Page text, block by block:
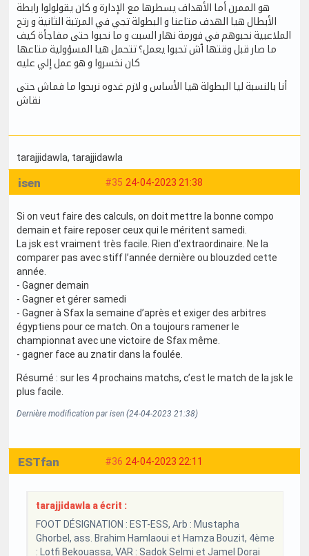
هو الممرن أما الأهداف يسطرها مع الإدارة و كان يقولولوا رابطة
الأبطال هيا الهدف متاعنا و البطولة تجي في المرتبة الثانية و رتح
الملاعبية نحبوهم في فورمة نهار السبت و ما نحبوا حتى مفاجأة كيف
ما صار قبل وقتها ٱش تحبوا يعمل؟ تتحمل هيا المسؤولية متاعها
كان نخسروا و هو عمل إلي عليه
أنا بالنسبة ليا البطولة هيا الأساس و لازم غدوه نربحوا ما فماش حتى
نقاش
tarajjidawla, tarajjidawla
#35 24-04-2023 21:38
isen
Si on veut faire des calculs, on doit mettre la bonne compo
demain et faire reposer ceux qui le méritent samedi.
La jsk est vraiment très facile. Rien d’extraordinaire. Ne la
comparer pas avec stiff l’année dernière ou blouzded cette
année.
- Gagner demain
- Gagner et gérer samedi
- Gagner à Sfax la semaine d’après et exiger des arbitres
égyptiens pour ce match. On a toujours ramener le
championnat avec une victoire de Sfax même.
- gagner face au znatir dans la foulée.
Résumé : sur les 4 prochains matchs, c’est le match de la jsk le
plus facile.
Dernière modification par isen (24-04-2023 21:38)
#36 24-04-2023 22:11
ESTfan
tarajjidawla a écrit :
FOOT DÉSIGNATION : EST-ESS, Arb : Mustapha
Ghorbel, ass. Brahim Hamlaoui et Hamza Bouzit, 4ème
: Lotfi Bekouassa, VAR : Sadok Selmi et Jamel Dorai